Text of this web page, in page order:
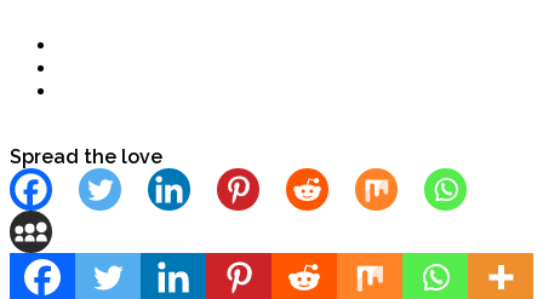
Spread the love